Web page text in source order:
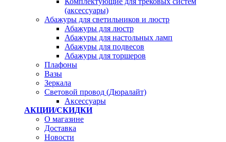
(аксессуары)
Абажуры для светильников и люстр
Абажуры для люстр
Абажуры для настольных ламп
Абажуры для подвесов
Абажуры для торшеров
Плафоны
Вазы
Зеркала
Световой провод (Дюралайт)
Аксессуары
АКЦИИ/СКИДКИ
О магазине
Доставка
Новости